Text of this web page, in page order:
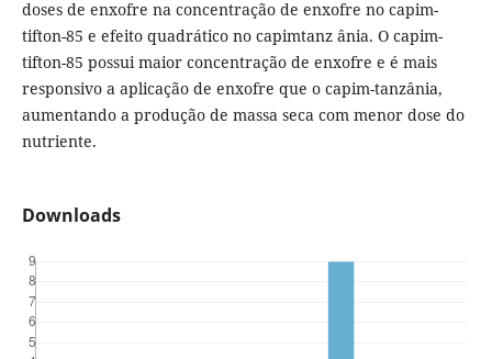
doses de enxofre na concentração de enxofre no capim-
tifton-85 e efeito quadrático no capimtanz ânia. O capim-
tifton-85 possui maior concentração de enxofre e é mais
responsivo a aplicação de enxofre que o capim-tanzânia,
aumentando a produção de massa seca com menor dose do
nutriente.
Downloads